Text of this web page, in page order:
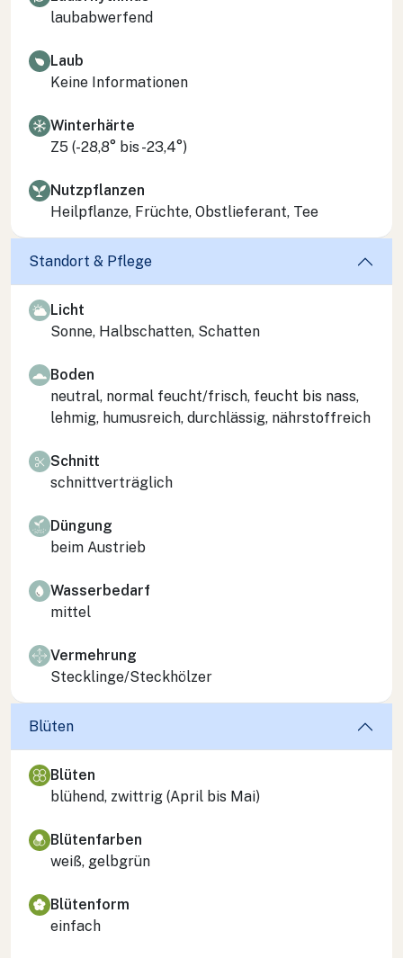
laubabwerfend
Laub
Keine Informationen
Winterhärte
Z5 (-28,8° bis -23,4°)
Nutzpflanzen
Heilpflanze, Früchte, Obstlieferant, Tee
Standort & Pflege
Licht
Sonne, Halbschatten, Schatten
Boden
neutral, normal feucht/frisch, feucht bis nass,
lehmig, humusreich, durchlässig, nährstoffreich
Schnitt
schnittverträglich
Düngung
beim Austrieb
Wasserbedarf
mittel
Vermehrung
Stecklinge/Steckhölzer
Blüten
Blüten
blühend, zwittrig (April bis Mai)
Blütenfarben
weiß, gelbgrün
Blütenform
einfach